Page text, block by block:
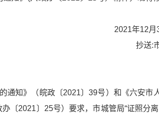
2021年12
抄送:
通知》 （皖政〔2021〕39号）和 《六安市
办〔2021〕25号）要求，市城管局“证照分离